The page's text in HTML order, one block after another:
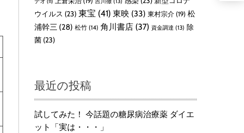
デオ (11)
ウイルス (23) 東宝 (41) 東映 (33) 東村宗介 (19) 松
浦幹三 (28) 松竹 (14) 角川書店 (37) 資金調達 (13) 除
菌 (23)
最近の投稿
試してみた！ 今話題の糖尿病治療薬 ダイエ
ット「実は・・・」